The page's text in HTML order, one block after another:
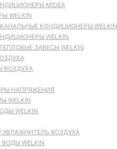
MIDEA
WELKIN
КОНДИЦИОНЕРЫ WELKIN
WELKIN
ЗАВЕСЫ WELKIN
ВОЗДУХА
НАПРЯЖЕНИЯ
WELKIN
WELKIN
УВЛАЖНИТЕЛЬ ВОЗДУХА
WELKIN